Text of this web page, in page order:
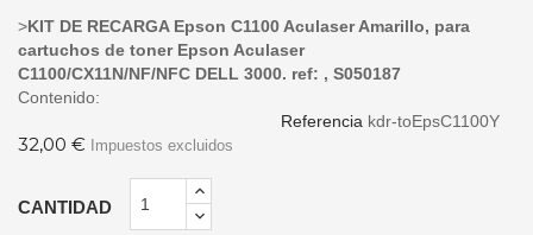
>KIT DE RECARGA Epson C1100 Aculaser Amarillo, para
cartuchos de toner Epson Aculaser
C1100/CX11N/NF/NFC DELL 3000. ref: , S050187
Contenido:
Referencia kdr-toEpsC1100Y
32,00 € Impuestos excluidos
CANTIDAD